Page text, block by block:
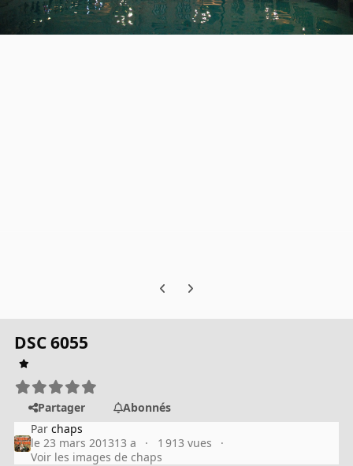
Previous carousel slide
Next carousel slide
DSC 6055
Partager
Abonnés
Parchaps
le 23 mars 201313 a
1 913 vues
Voir les images de chaps